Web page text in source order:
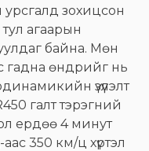
урсгалд зохицсон
агаарын
байна. Мөн
гадна өндрийг нь
үзүүлэлт
галт тэрэгний
ердөө 4 минут
350 км/ц хүртэл